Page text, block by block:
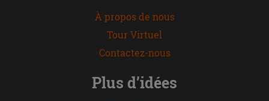
À propos de nous
Tour Virtuel
Contactez-nous
Plus d’idées